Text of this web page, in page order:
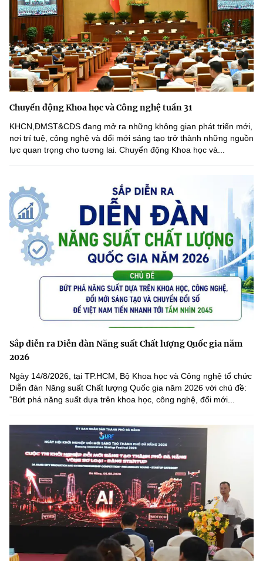
Chuyển động Khoa học và Công nghệ tuần 31
KHCN,ĐMST&CĐS đang mở ra những không gian phát triển mới,
nơi trí tuệ, công nghệ và đổi mới sáng tạo trở thành những nguồn
lực quan trọng cho tương lai. Chuyển động Khoa học và...
Sắp diễn ra Diễn đàn Năng suất Chất lượng Quốc gia năm
2026
Ngày 14/8/2026, tại TP.HCM, Bộ Khoa học và Công nghệ tổ chức
Diễn đàn Năng suất Chất lượng Quốc gia năm 2026 với chủ đề:
"Bứt phá năng suất dựa trên khoa học, công nghệ, đổi mới...